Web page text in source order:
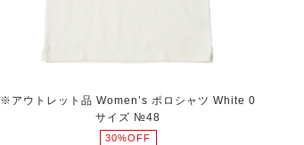
※アウトレット品 Women’s ポロシャツ White 0
サイズ №48
30%OFF